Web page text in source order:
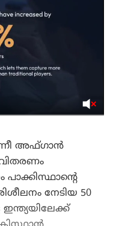
അഫ്ഗാന്‍
നേടിയ 50